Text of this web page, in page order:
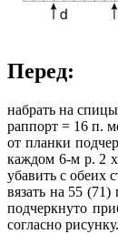
Перед:
набрать на
раппорт = 16 п.
от планки
каждом 6-м р. 2
убавить с обеих
вязать на 55
подчеркнуто
согласно рисунку.